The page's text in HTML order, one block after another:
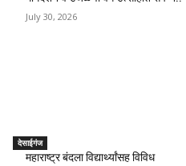
July 30, 2026
देसाईगंज
महाराष्ट्र बंदला विद्यार्थ्यांसह विविध